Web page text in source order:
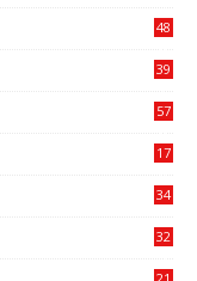
48
39
57
17
34
32